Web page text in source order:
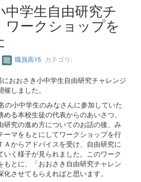
学生自由研究チ
ークショップを
職員高15 カテゴリ:
おおさき小中学生自由研究チャレンジ
しました。
の小中学生のみなさんに参加していた
る本校生徒の代表からのあいさつ、
研究の進め方についてのお話の後、み
ーマをもとにしてワークショップを行
Ａからアドバイスを受け、自由研究に
いく様子が見られました。このワーク
もとに、「おおさき自由研究チャレン
させてもらえればと思います。